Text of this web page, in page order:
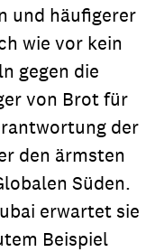
und häufigerer
wie vor kein
gegen die
von Brot für
der
den ärmsten
Süden.
erwartet sie
Beispiel